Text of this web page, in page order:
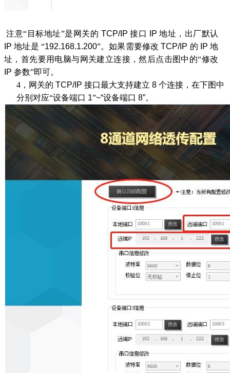
注意“目标地址”是网关的 TCP/IP接口 IP地址，出厂默认
IP地址是 “192.168.1.200”。如果需要修改TCP/IP 的 IP地
址，首先要用电脑与网关建立连接，然后点击图中的“修改
IP 参数”即可。
4， 网关的 TCP/IP 接口最大支持建立 8 个连接，在下图中
分别对应“设备端口 1”~“设备端口 8”。